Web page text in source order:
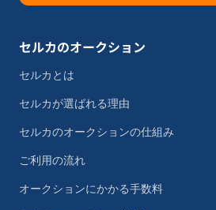
セルカのオークション
セルカとは
セルカが選ばれる理由
セルカのオークションの仕組み
ご利用の流れ
オークションにかかる手数料